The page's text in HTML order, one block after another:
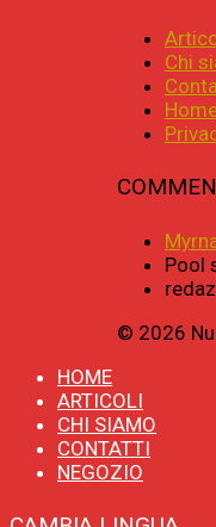
Chi
Pool
© 2026
HOME
ARTICOLI
CHI SIAMO
CONTATTI
NEGOZIO